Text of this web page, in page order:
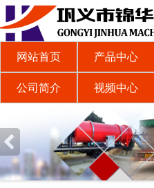
网站首页 产品中心
公司简介 视频中心